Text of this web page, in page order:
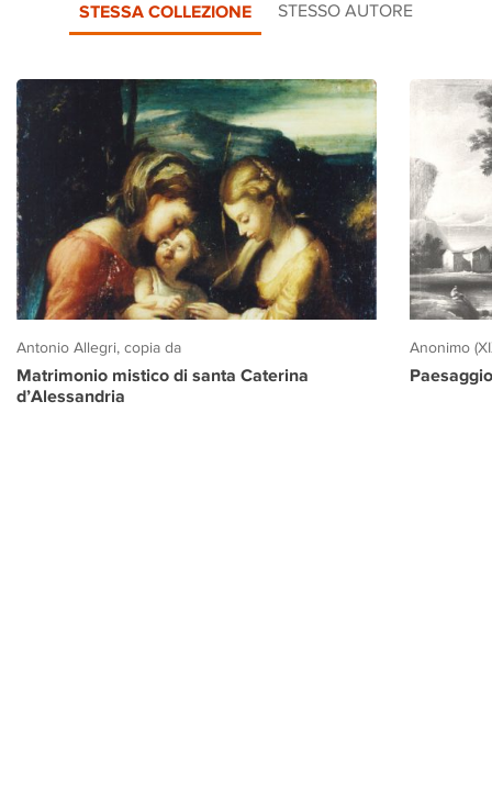
STESSA COLLEZIONE STESSO AUTORE
Antonio Allegri, copia da
Matrimonio mistico di santa Caterina
d’Alessandria
Anonimo